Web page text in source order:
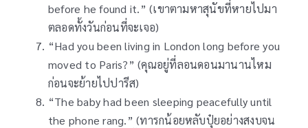
before he found it.” (เขาตามหาสุนัขที่หายไปมา
ตลอดทั้งวันก่อนที่จะเจอ)
“Had you been living in London long before you
moved to Paris?” (คุณอยู่ที่ลอนดอนมานานไหม
ก่อนจะย้ายไปปารีส)
“The baby had been sleeping peacefully until
the phone rang.” (ทารกน้อยหลับปุ๋ยอย่างสงบจน